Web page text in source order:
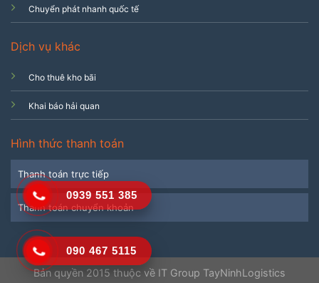
Chuyển phát nhanh quốc tế
Dịch vụ khác
Cho thuê kho bãi
Khai báo hải quan
Hình thức thanh toán
Thanh toán trực tiếp
Thanh toán chuyển khoản
0939 551 385
090 467 5115
Bản quyền 2015 thuộc về IT Group TayNinhLogistics